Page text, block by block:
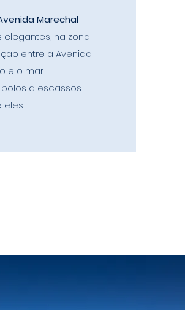
Marechal
na zona
entre a Avenida
e o mar.
a escassos